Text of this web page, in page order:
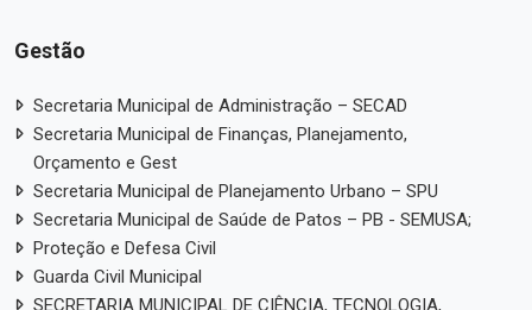
Gestão
Secretaria Municipal de Administração – SECAD
Secretaria Municipal de Finanças, Planejamento,
Orçamento e Gest
Secretaria Municipal de Planejamento Urbano – SPU
Secretaria Municipal de Saúde de Patos – PB - SEMUSA;
Proteção e Defesa Civil
Guarda Civil Municipal
SECRETARIA MUNICIPAL DE CIÊNCIA, TECNOLOGIA,